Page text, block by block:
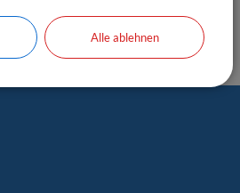
Alle ablehnen